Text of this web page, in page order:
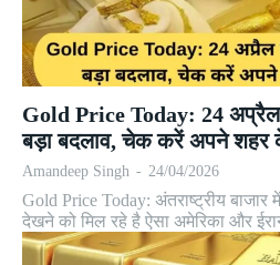
Gold Price Today: 24
बड़ा बदलाव, चेक करें अपने शहर
Amandeep Singh - 24/04/2026
Gold Price Today: अंतराष्ट्रीय बाजार
देखने को मिल रहे है ऐसा अमेरिका और